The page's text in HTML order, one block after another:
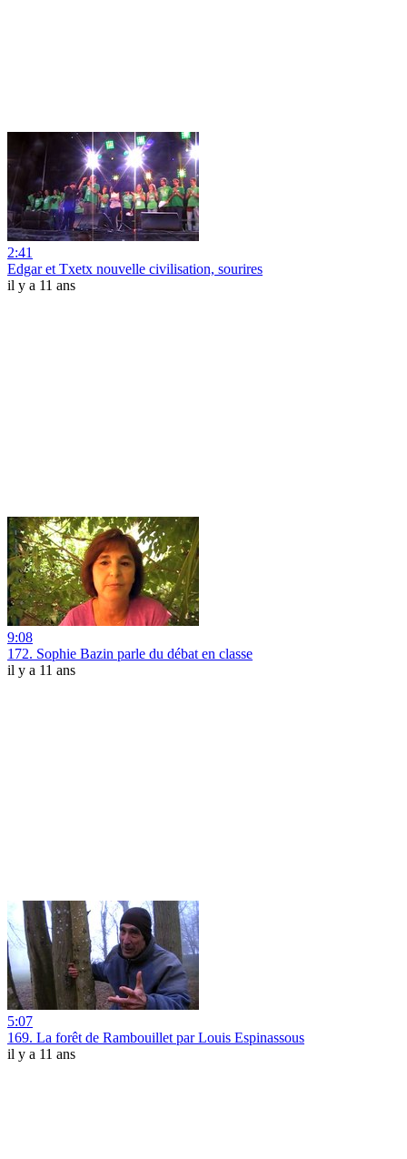
2:41
Edgar et Txetx nouvelle civilisation, sourires
il y a 11 ans
9:08
172. Sophie Bazin parle du débat en classe
il y a 11 ans
5:07
169. La forêt de Rambouillet par Louis Espinassous
il y a 11 ans